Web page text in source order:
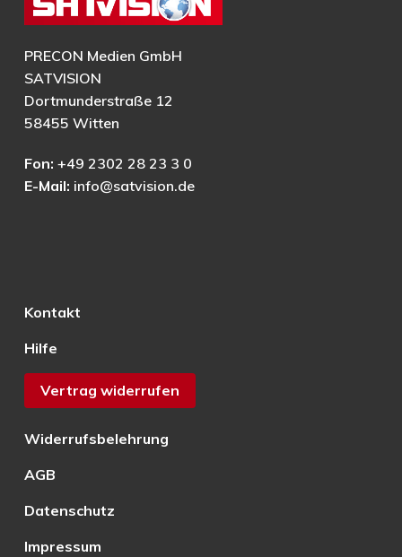
PRECON Medien GmbH
SATVISION
Dortmunderstraße 12
58455 Witten
Fon: +49 2302 28 23 3 0
E-Mail: info@satvision.de
Kontakt
Hilfe
Vertrag widerrufen
Widerrufsbelehrung
AGB
Datenschutz
Impressum